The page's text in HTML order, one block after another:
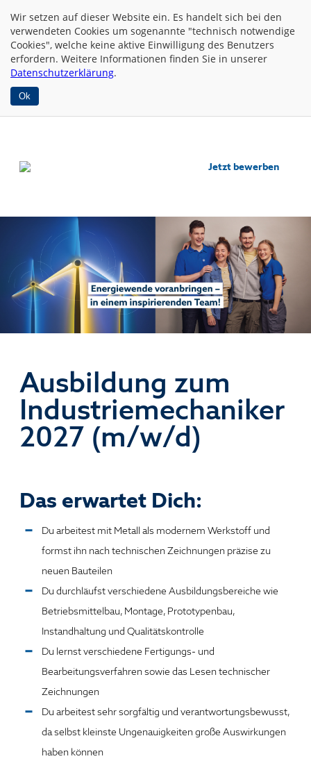
Wir setzen auf dieser Website ein. Es handelt sich bei den
verwendeten Cookies um sogenannte "technisch notwendige
Cookies", welche keine aktive Einwilligung des Benutzers
erfordern. Weitere Informationen finden Sie in unserer
Datenschutzerklärung.
Ok
Jetzt bewerben
Ausbildung zum
Industriemechaniker
2027 (m/w/d)
Das erwartet Dich:
Du arbeitest mit Metall als modernem Werkstoff und
formst ihn nach technischen Zeichnungen präzise zu
neuen Bauteilen
Du durchläufst verschiedene Ausbildungsbereiche wie
Betriebsmittelbau, Montage, Prototypenbau,
Instandhaltung und Qualitätskontrolle
Du lernst verschiedene Fertigungs‑ und
Bearbeitungsverfahren sowie das Lesen technischer
Zeichnungen
Du arbeitest sehr sorgfältig und verantwortungsbewusst,
da selbst kleinste Ungenauigkeiten große Auswirkungen
haben können